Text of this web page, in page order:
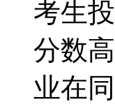
考生
分数
业在